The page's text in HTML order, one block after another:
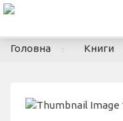
Головна
Книги